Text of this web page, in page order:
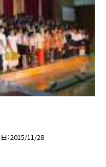
2015/11/28